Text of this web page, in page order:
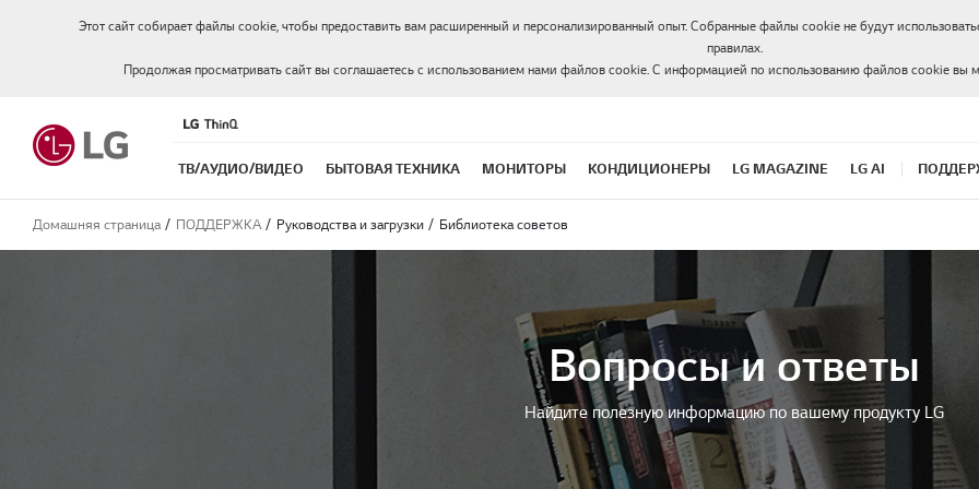
Этот сайт собирает файлы cookie, чтобы предоставить вам расширенный и персонализированный опыт. Собранные файлы cookie не будут
правилах.
Продолжая просматривать сайт вы соглашаетесь с использованием нами файлов cookie. С информацией по использованию файлов cookie вы
ТВ/АУДИО/ВИДЕО БЫТОВАЯ ТЕХНИКА МОНИТОРЫ КОНДИЦИОНЕРЫ LG MAGAZINE LG AI
Домашняя страница ПОДДЕРЖКА Руководства и загрузки Библиотека советов
Вопросы и ответы
Найдите полезную информацию по вашему продукту LG